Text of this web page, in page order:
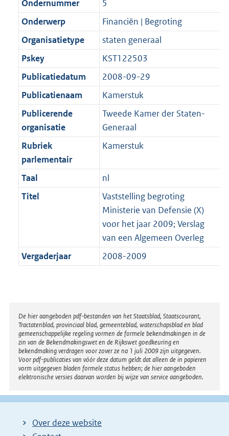
t
b
Ondernummer
5
Onderwerp
Financiën | Begroting
Organisatietype
staten generaal
Pskey
KST122503
Publicatiedatum
2008-09-29
Publicatienaam
Kamerstuk
Publicerende
organisatie
Tweede Kamer der Staten-
Generaal
Rubriek
parlementair
Kamerstuk
Taal
nl
Titel
Vaststelling begroting
Ministerie van Defensie (X)
voor het jaar 2009; Verslag
van een Algemeen Overleg
Vergaderjaar
2008-2009
Disclaimer
De hier aangeboden pdf-bestanden van het Staatsblad, Staatscourant,
Tractatenblad, provinciaal blad, gemeenteblad, waterschapsblad en blad
gemeenschappelijke regeling vormen de formele bekendmakingen in de
zin van de Bekendmakingswet en de Rijkswet goedkeuring en
bekendmaking verdragen voor zover ze na 1 juli 2009 zijn uitgegeven.
Voor pdf-publicaties van vóór deze datum geldt dat alleen de in papieren
vorm uitgegeven bladen formele status hebben; de hier aangeboden
elektronische versies daarvan worden bij wijze van service aangeboden.
Over deze website